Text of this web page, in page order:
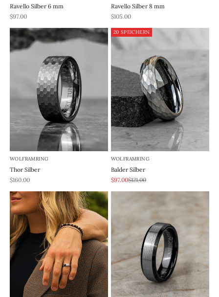
Ravello Silber 6 mm
REA-pris
$97.00
Ravello Silber 8 mm
REA-pris
$105.00
WOLFRAMRING
Thor Silber
REA-pris
$160.00
20 SPEICHERN
WOLFRAMRING
Balder Silber
REA-pris
$97.00Pris
$121.00